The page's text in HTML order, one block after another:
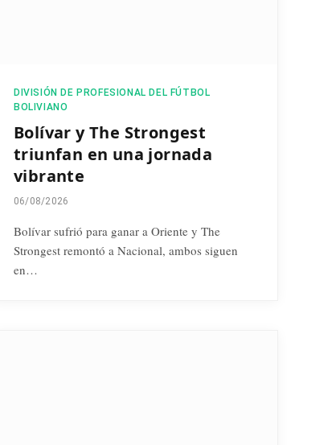
DIVISIÓN DE PROFESIONAL DEL FÚTBOL
BOLIVIANO
Bolívar y The Strongest
triunfan en una jornada
vibrante
06/08/2026
Bolívar sufrió para ganar a Oriente y The
Strongest remontó a Nacional, ambos siguen
en…